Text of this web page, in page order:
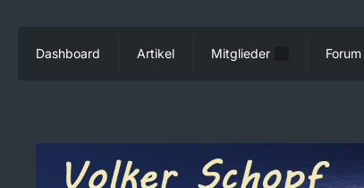
Dashboard Artikel Mitglieder Forum